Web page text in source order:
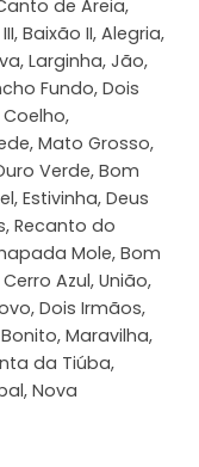
de Areia,
Baixão II, Alegria,
Larginha, Jão,
Fundo, Dois
Coelho,
Mato Grosso,
Verde, Bom
Estivinha, Deus
Recanto do
Mole, Bom
Azul, União,
Dois Irmãos,
Maravilha,
da Tiúba,
Nova